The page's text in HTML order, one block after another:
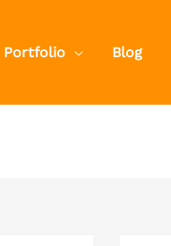
Portfolio Blog